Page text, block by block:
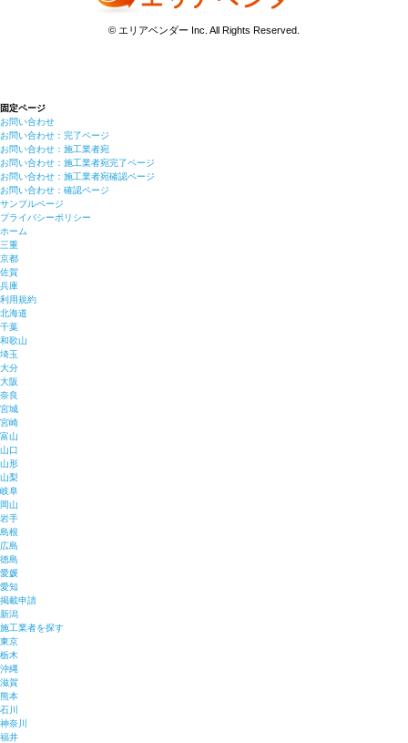
© エリアベンダー Inc. All Rights Reserved.
固定ページ
お問い合わせ
お問い合わせ：完了ページ
お問い合わせ：施工業者宛
お問い合わせ：施工業者宛完了ページ
お問い合わせ：施工業者宛確認ページ
お問い合わせ：確認ページ
サンプルページ
プライバシーポリシー
ホーム
三重
京都
佐賀
兵庫
利用規約
北海道
千葉
和歌山
埼玉
大分
大阪
奈良
宮城
宮崎
富山
山口
山形
山梨
岐阜
岡山
岩手
島根
広島
徳島
愛媛
愛知
掲載申請
新潟
施工業者を探す
東京
栃木
沖縄
滋賀
熊本
石川
神奈川
福井